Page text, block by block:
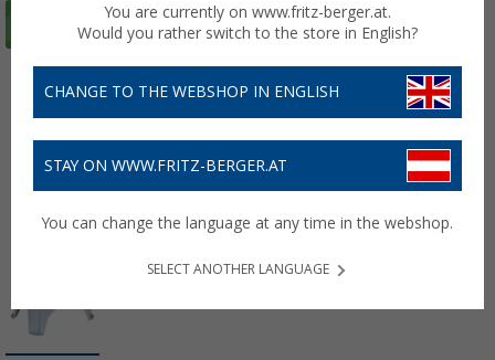
You are currently on www.fritz-berger.at.
Would you rather switch to the store in English?
CHANGE TO THE WEBSHOP IN ENGLISH
STAY ON WWW.FRITZ-BERGER.AT
You can change the language at any time in the webshop.
SELECT ANOTHER LANGUAGE